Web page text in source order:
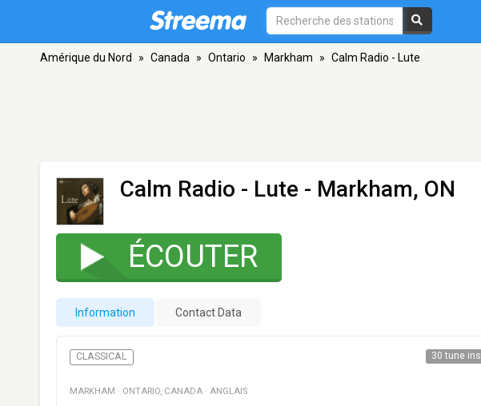
Amérique du Nord » Canada » Ontario » Markham » Calm Radio - Lute
Calm Radio - Lute - Markham, ON
ÉCOUTER
Information Contact Data
CLASSICAL 30 tune ins
MARKHAM · ONTARIO, CANADA · ANGLAIS